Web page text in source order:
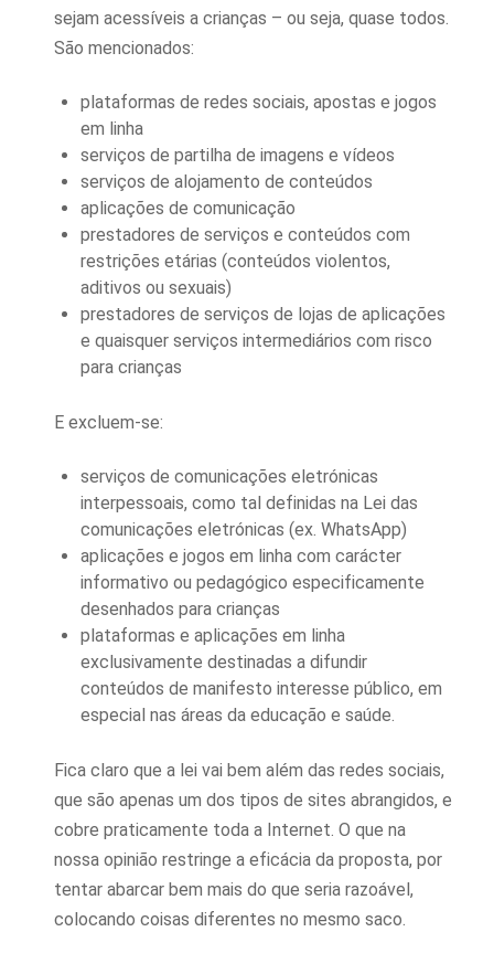
sejam acessíveis a crianças – ou seja, quase todos.
São mencionados:
plataformas de redes sociais, apostas e jogos
em linha
serviços de partilha de imagens e vídeos
serviços de alojamento de conteúdos
aplicações de comunicação
prestadores de serviços e conteúdos com
restrições etárias (conteúdos violentos,
aditivos ou sexuais)
prestadores de serviços de lojas de aplicações
e quaisquer serviços intermediários com risco
para crianças
E excluem-se:
serviços de comunicações eletrónicas
interpessoais, como tal definidas na Lei das
comunicações eletrónicas (ex. WhatsApp)
aplicações e jogos em linha com carácter
informativo ou pedagógico especificamente
desenhados para crianças
plataformas e aplicações em linha
exclusivamente destinadas a difundir
conteúdos de manifesto interesse público, em
especial nas áreas da educação e saúde.
Fica claro que a lei vai bem além das redes sociais,
que são apenas um dos tipos de sites abrangidos, e
cobre praticamente toda a Internet. O que na
nossa opinião restringe a eficácia da proposta, por
tentar abarcar bem mais do que seria razoável,
colocando coisas diferentes no mesmo saco.